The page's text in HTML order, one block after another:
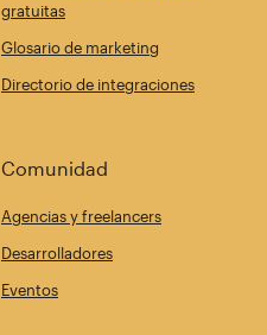
gratuitas
Glosario de marketing
Directorio de integraciones
Comunidad
Agencias y freelancers
Desarrolladores
Eventos